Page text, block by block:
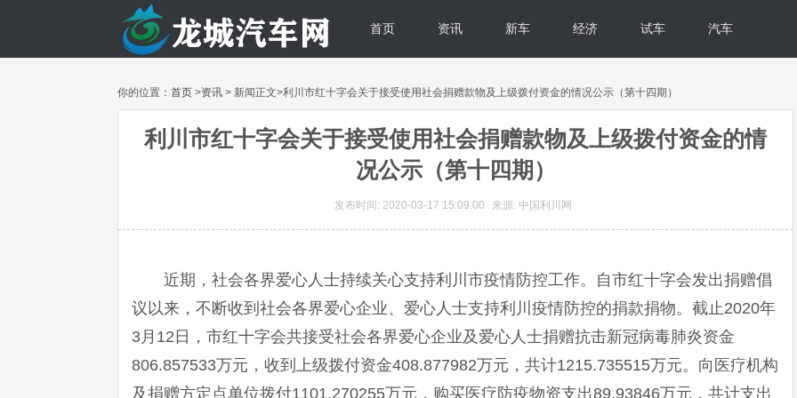
首页 资讯 新车 经济 试车 汽车
你的位置： 首页 >资讯 > 新闻正文>利川市红十字会关于接受使用社会捐赠款物及上级拨付资金的情况公示（第十四期）
利川市红十字会关于接受使用社会捐赠款物及上级拨付资金的情
况公示（第十四期）
发布时间: 2020-03-17 15:09:00 来源: 中国利川网
近期，社会各界爱心人士持续关心支持利川市疫情防控工作。自市红十字会发出捐赠倡
议以来，不断收到社会各界爱心企业、爱心人士支持利川疫情防控的捐款捐物。截止2020年
3月12日，市红十字会共接受社会各界爱心企业及爱心人士捐赠抗击新冠病毒肺炎资金
806.857533万元，收到上级拨付资金408.877982万元，共计1215.735515万元。向医疗机构
及捐赠方定点单位拨付1101.270255万元，购买医疗防疫物资支出89.93846万元，共计支出